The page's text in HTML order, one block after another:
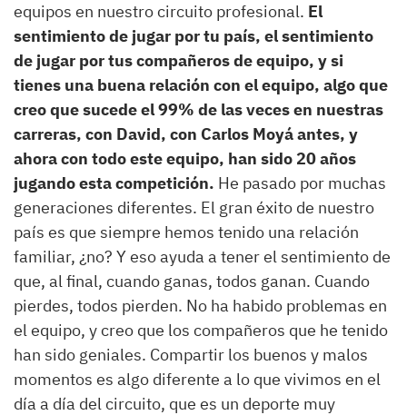
equipos en nuestro circuito profesional. El
sentimiento de jugar por tu país, el sentimiento
de jugar por tus compañeros de equipo, y si
tienes una buena relación con el equipo, algo que
creo que sucede el 99% de las veces en nuestras
carreras, con David, con Carlos Moyá antes, y
ahora con todo este equipo, han sido 20 años
jugando esta competición. He pasado por muchas
generaciones diferentes. El gran éxito de nuestro
país es que siempre hemos tenido una relación
familiar, ¿no? Y eso ayuda a tener el sentimiento de
que, al final, cuando ganas, todos ganan. Cuando
pierdes, todos pierden. No ha habido problemas en
el equipo, y creo que los compañeros que he tenido
han sido geniales. Compartir los buenos y malos
momentos es algo diferente a lo que vivimos en el
día a día del circuito, que es un deporte muy